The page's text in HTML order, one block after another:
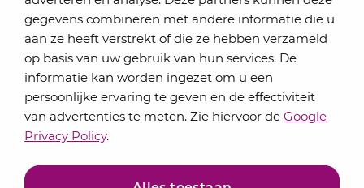
gegevens combineren met andere informatie die u
aan ze heeft verstrekt of die ze hebben verzameld
op basis van uw gebruik van hun services. De
informatie kan worden ingezet om u een
persoonlijke ervaring te geven en de effectiviteit
van advertenties te meten. Zie hiervoor de Google
Privacy Policy.
Jouw emailadres
Inschrijven